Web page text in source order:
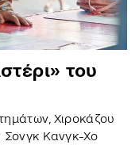
του
Χιροκάζου
Σονγκ Κανγκ-Χο